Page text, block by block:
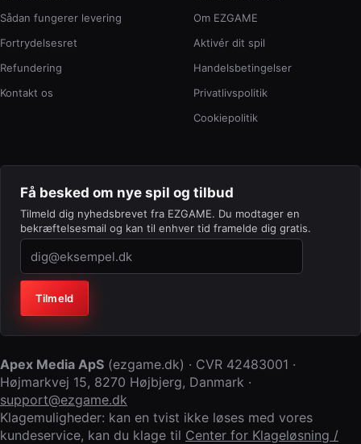
Sådan fungerer levering
Fortrydelsesret
Refundering
Kontakt os
Om EZGAME
Aktivér dit spil
Handelsbetingelser
Privatlivspolitik
Cookiepolitik
Få besked om nye spil og tilbud
Tilmeld dig nyhedsbrevet fra EZGAME. Du modtager en
bekræftelsesmail og kan til enhver tid framelde dig gratis.
Virksomhed (lad feltet stå tomt)
Tilmeld
Apex Media ApS (ezgame.dk) · CVR 42483001 ·
Højmarkvej 15, 8270 Højbjerg, Danmark ·
support@ezgame.dk
Klagemuligheder: kan en tvist ikke løses med vores
kundeservice, kan du klage til Center for Klageløsning /